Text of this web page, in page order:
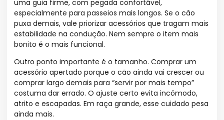
uma guia firme, com pegada confortável,
especialmente para passeios mais longos. Se o cão
puxa demais, vale priorizar acessórios que tragam mais
estabilidade na condução. Nem sempre o item mais
bonito é o mais funcional.
Outro ponto importante é o tamanho. Comprar um
acessório apertado porque o cão ainda vai crescer ou
comprar largo demais para “servir por mais tempo”
costuma dar errado. O ajuste certo evita incômodo,
atrito e escapadas. Em raça grande, esse cuidado pesa
ainda mais.